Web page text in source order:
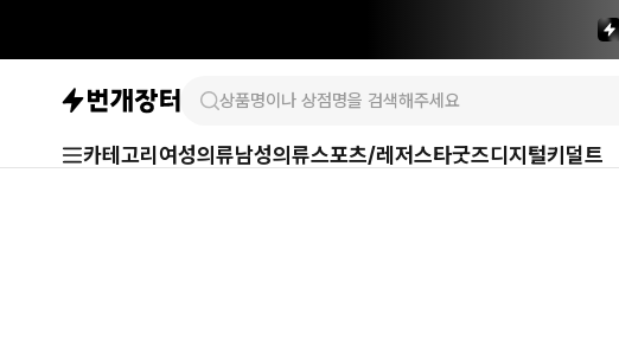
카테고리 여성의류남성의류스포츠/레저스타굿즈디지털키덜트